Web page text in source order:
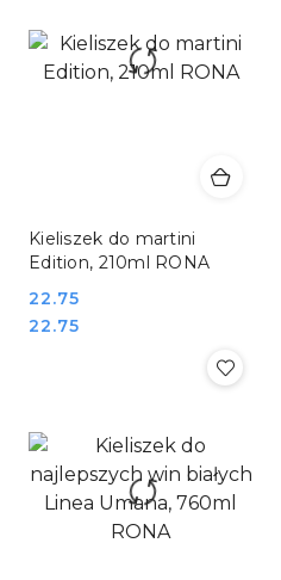
Kieliszek do martini
Edition, 210ml RONA
Cena:
22.75
Cena:
22.75